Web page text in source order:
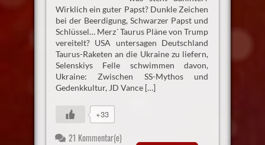
Wirklich ein guter Papst? Dunkle Zeichen
bei der Beerdigung, Schwarzer Papst und
Schlüssel… Merz´ Taurus Pläne von Trump
vereitelt? USA untersagen Deutschland
Taurus-Raketen an die Ukraine zu liefern,
Selenskiys Felle schwimmen davon,
Ukraine: Zwischen SS-Mythos und
Gedenkkultur, JD Vance […]
+33
21 Kommentar(e)